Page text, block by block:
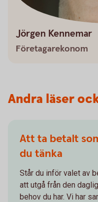
Jörgen Kennemar
Företagarekonom
Andra läser
Att ta betalt
du tänka
Står du inför valet av
att utgå från den
behov du har. Vi har